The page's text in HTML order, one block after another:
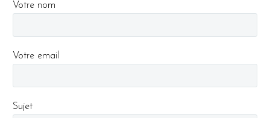
Votre nom
Votre email
Sujet